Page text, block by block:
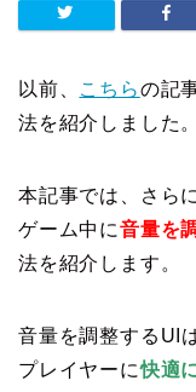
以前、 こちらの記
法を紹介しました。
本記事では、さら
ゲーム中に音量を
法を紹介します。
音量を調整するUI
プレイヤーに快適